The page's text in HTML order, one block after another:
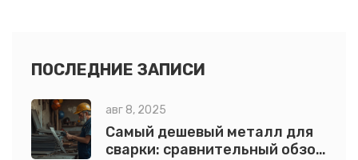
надежно.
ПОСЛЕДНИЕ ЗАПИСИ
авг 8, 2025
Самый дешевый металл для
сварки: сравнительный обзор